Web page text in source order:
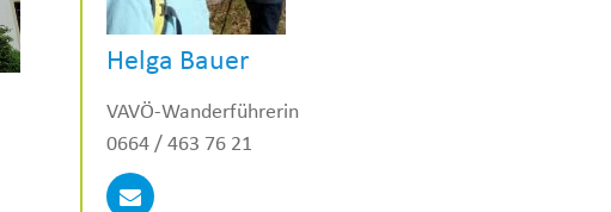
Helga Bauer
VAVÖ-Wanderführerin
0664 / 463 76 21